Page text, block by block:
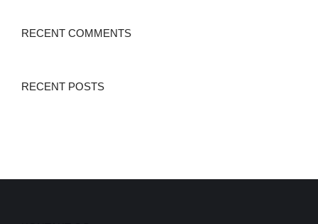
RECENT COMMENTS
RECENT POSTS